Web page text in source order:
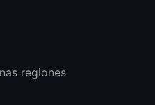
regiones